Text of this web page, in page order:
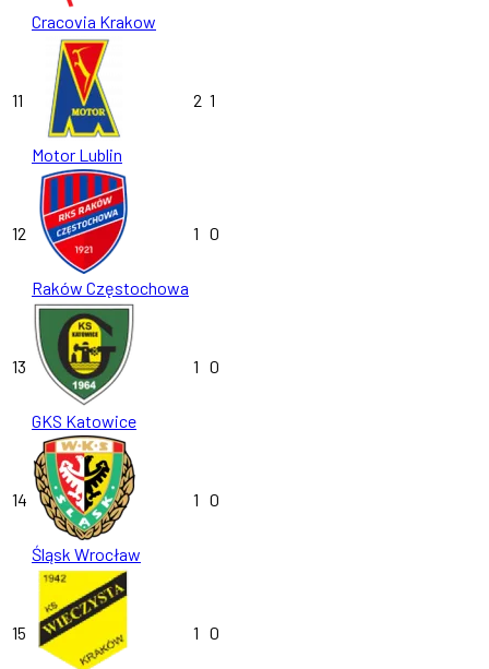
Cracovia Krakow
11
Motor Lublin
2 1
12
Raków Częstochowa
1 0
13
GKS Katowice
1 0
14
Śląsk Wrocław
1 0
15 1 0